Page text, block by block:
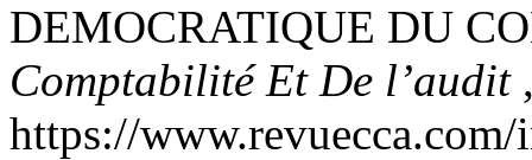
DEMOCRATIQUE DU
Comptabilité Et De l’audit
https://